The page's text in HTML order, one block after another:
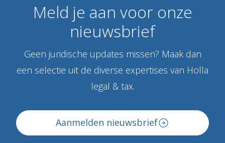
Meld je aan voor onze
nieuwsbrief
Geen juridische updates missen? Maak dan
een selectie uit de diverse expertises van Holla
legal & tax.
Aanmelden nieuwsbrief